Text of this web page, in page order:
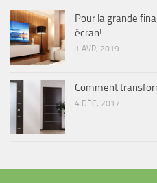
Pour la grande
écran!
1 AVR, 2019
Comment
4 DÉC, 2017